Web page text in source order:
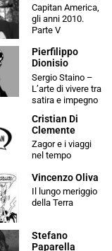
Capitan America,
gli anni 2010.
Parte V
Pierfilippo
Dionisio
Sergio Staino –
L’arte di vivere tra
satira e impegno
Cristian Di
Clemente
Zagor e i viaggi
nel tempo
Vincenzo Oliva
Il lungo meriggio
della Terra
Stefano
Paparella